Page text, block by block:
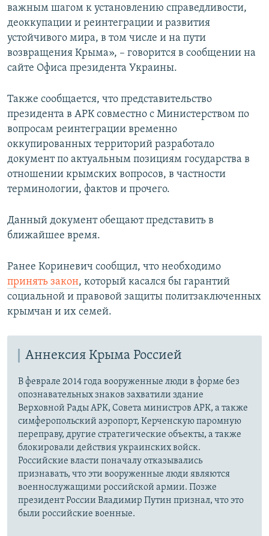
важным шагом к установлению справедливости,
деоккупации и реинтеграции и развития
устойчивого мира, в том числе и на пути
возвращения Крыма», – говорится в сообщении на
сайте Офиса президента Украины.
Также сообщается, что представительство
президента в АРК совместно с Министерством по
вопросам реинтеграции временно
оккупированных территорий разработало
документ по актуальным позициям государства в
отношении крымских вопросов, в частности
терминологии, фактов и прочего.
Данный документ обещают представить в
ближайшее время.
Ранее Кориневич сообщил, что необходимо
принять закон, который касался бы гарантий
социальной и правовой защиты политзаключенных
крымчан и их семей.
Аннексия Крыма Россией
В феврале 2014 года вооруженные люди в форме без
опознавательных знаков захватили здание
Верховной Рады АРК, Совета министров АРК, а также
симферопольский аэропорт, Керченскую паромную
переправу, другие стратегические объекты, а также
блокировали действия украинских войск.
Российские власти поначалу отказывались
признавать, что эти вооруженные люди являются
военнослужащими российской армии. Позже
президент России Владимир Путин признал, что это
были российские военные.